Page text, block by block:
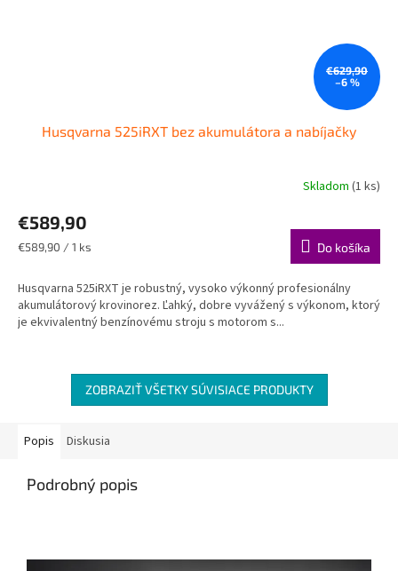
€629,90
–6 %
Husqvarna 525iRXT bez akumulátora a nabíjačky
Skladom (1 ks)
€589,90
Jednotková
€589,90 / 1 ks Do košíka
Husqvarna 525iRXT je robustný, vysoko výkonný profesionálny
akumulátorový krovinorez. Ľahký, dobre vyvážený s výkonom, ktorý
je ekvivalentný benzínovému stroju s motorom s...
ZOBRAZIŤ VŠETKY SÚVISIACE PRODUKTY
Popis Diskusia
Podrobný popis